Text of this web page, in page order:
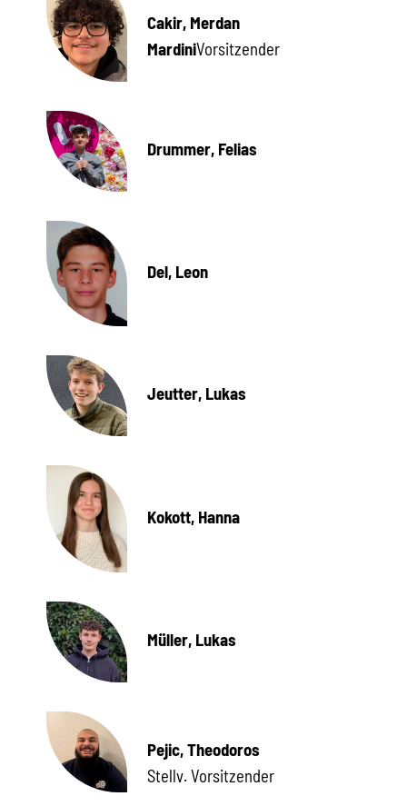
Cakir, Merdan
MardiniVorsitzender
Drummer, Felias
Del, Leon
Jeutter, Lukas
Kokott, Hanna
Müller, Lukas
Pejic, Theodoros
Stellv. Vorsitzender